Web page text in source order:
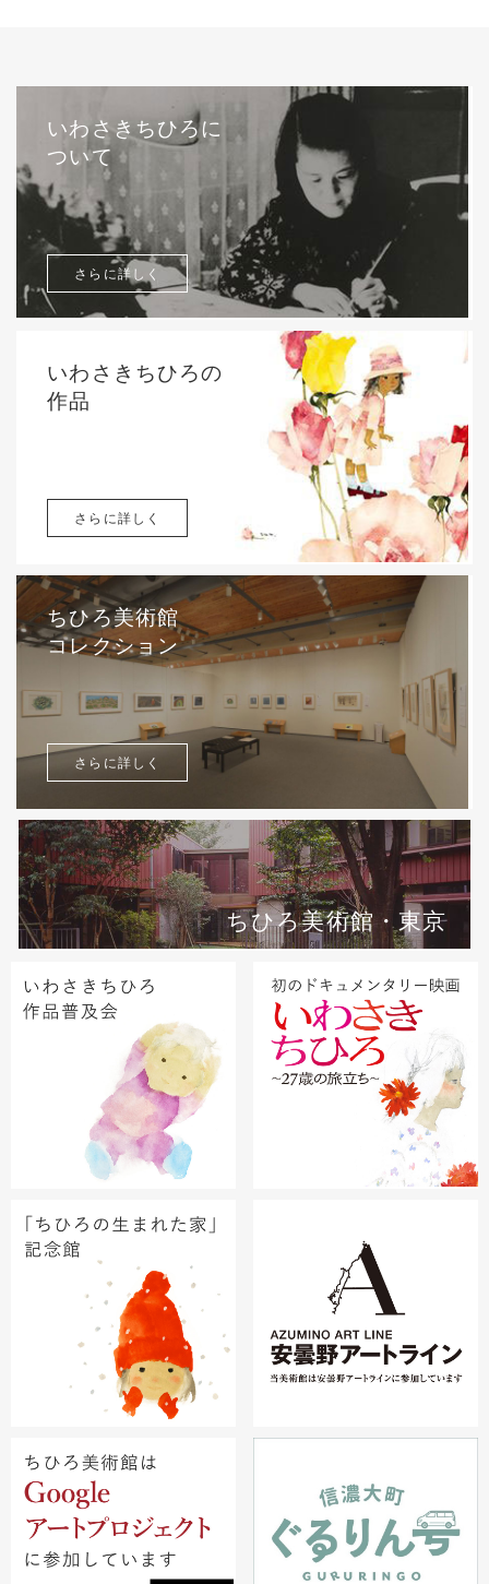
いわさきちひろに
ついて
さらに詳しく
いわさきちひろの
作品
さらに詳しく
ちひろ美術館
コレクション
さらに詳しく
ちひろ美術館・東京